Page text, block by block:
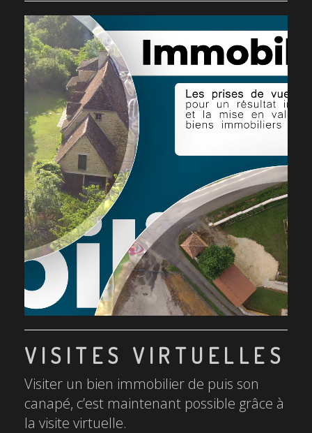
VISITES VIRTUELLES
Visiter un bien immobilier de puis son
canapé, c’est maintenant possible grâce à
la visite virtuelle.